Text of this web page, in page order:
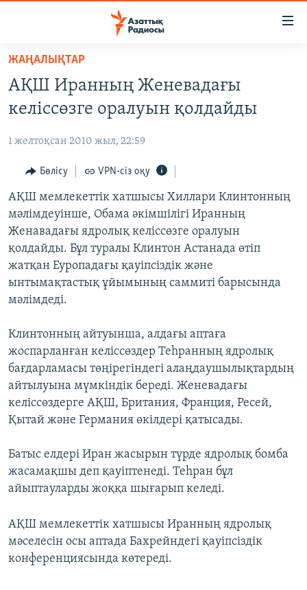
Skip
main
content
to
Navigation
Skip
to
Search
САЯСАТ
ҚАҢТАР ОҚИҒАСЫ
АДАМ ҚҰҚЫҚТАРЫ
ӘЛЕУМЕТ
ӘЛЕМ
АРНАЙЫ ЖОБАЛАР
Русский
Басқа тілдерде
ЖАҢАЛЫҚТАР
АҚШ Иранның Женевадағы
келіссөзге оралуын қолдайды
1 желтоқсан 2010 жыл, 22:59
Бөлісу VPN-сіз оқу
АҚШ мемлекеттік хатшысы Хиллари Клинтонның
мәлімдеуінше, Обама әкімшілігі Иранның
Женавадағы ядролық келіссөзге оралуын
қолдайды. Бұл туралы Клинтон Астанада өтіп
жатқан Еуропадағы қауіпсіздік және
ынтымақтастық ұйымының саммиті барысында
мәлімдеді.
Клинтонның айтуынша, алдағы аптаға
жоспарланған келіссөздер Теһранның ядролық
бағдарламасы төңірегіндегі алаңдаушылықтардың
айтылуына мүмкіндік береді. Женевадағы
келіссөздерге АҚШ, Британия, Франция, Ресей,
Қытай және Германия өкілдері қатысады.
Батыс елдері Иран жасырын түрде ядролық бомба
жасамақшы деп қауіптенеді. Теһран бұл
айыптауларды жоққа шығарып келеді.
АҚШ мемлекеттік хатшысы Иранның ядролық
мәселесін осы аптада Бахрейндегі қауіпсіздік
конференциясында көтереді.